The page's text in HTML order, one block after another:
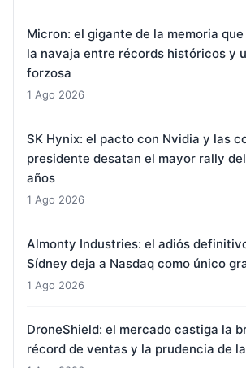
Micron: el gigante de la memoria
la navaja entre récords históricos y
forzosa
1 Ago 2026
SK Hynix: el pacto con Nvidia y las
presidente desatan el mayor rally del
años
1 Ago 2026
Almonty Industries: el adiós
Sídney deja a Nasdaq como único
1 Ago 2026
DroneShield: el mercado castiga la
récord de ventas y la prudencia de